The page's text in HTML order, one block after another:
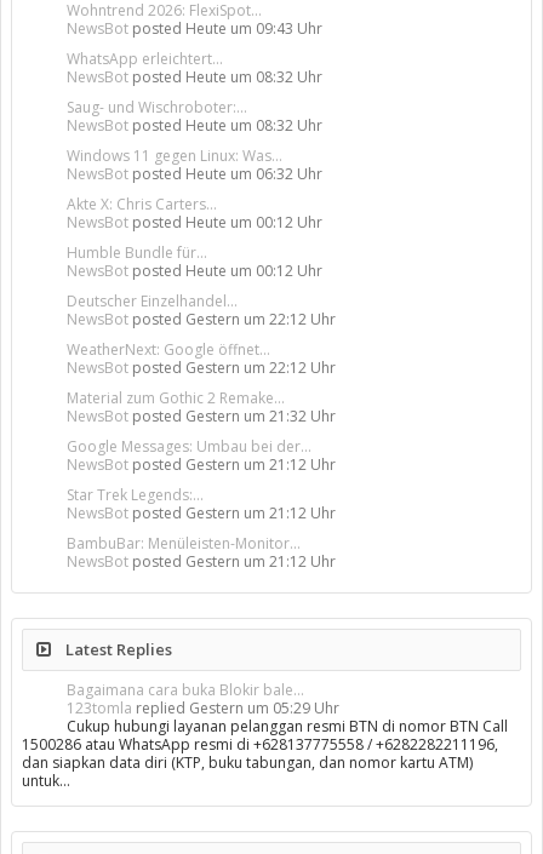
Wohntrend 2026: FlexiSpot...
NewsBot posted Heute um 09:43 Uhr
WhatsApp erleichtert...
NewsBot posted Heute um 08:32 Uhr
Saug- und Wischroboter:...
NewsBot posted Heute um 08:32 Uhr
Windows 11 gegen Linux: Was...
NewsBot posted Heute um 06:32 Uhr
Akte X: Chris Carters...
NewsBot posted Heute um 00:12 Uhr
Humble Bundle für...
NewsBot posted Heute um 00:12 Uhr
Deutscher Einzelhandel...
NewsBot posted Gestern um 22:12 Uhr
WeatherNext: Google öffnet...
NewsBot posted Gestern um 22:12 Uhr
Material zum Gothic 2 Remake...
NewsBot posted Gestern um 21:32 Uhr
Google Messages: Umbau bei der...
NewsBot posted Gestern um 21:12 Uhr
Star Trek Legends:...
NewsBot posted Gestern um 21:12 Uhr
BambuBar: Menüleisten-Monitor...
NewsBot posted Gestern um 21:12 Uhr
Latest Replies
Bagaimana cara buka Blokir bale...
123tomla replied Gestern um 05:29 Uhr
Cukup hubungi layanan pelanggan resmi BTN di nomor BTN Call
1500286 atau WhatsApp resmi di +628137775558 / +6282282211196,
dan siapkan data diri (KTP, buku tabungan, dan nomor kartu ATM)
untuk…